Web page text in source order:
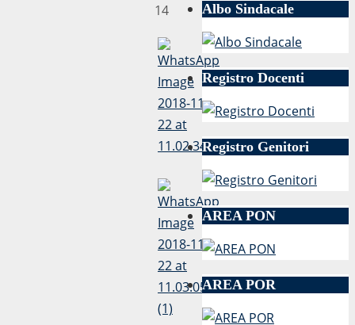
14
Albo Sindacale
Registro Docenti
Registro Genitori
AREA PON
AREA POR